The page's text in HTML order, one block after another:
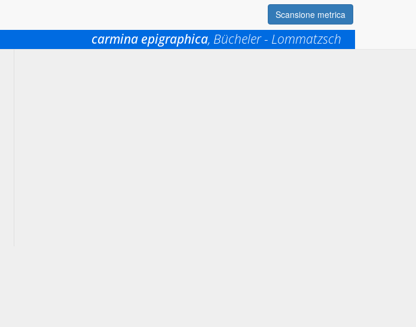
Scansione metrica
carmina epigraphica, Bücheler - Lommatzsch